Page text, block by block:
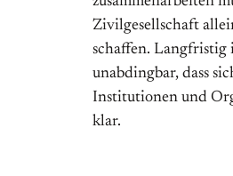
Zivilgesellschaft
schaffen. Langfristig
unabdingbar, dass
Institutionen und
klar.